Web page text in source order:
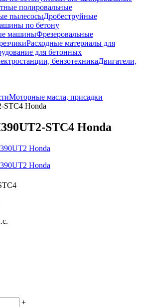
полировальные
пылесосыДробеструйные
по бетону
машиныФрезеровальные
Расходные материалы для
для бетонных
бензотехникаДвигатели,
Моторные масла, присадки
STC4 Honda
STC4 Honda
+